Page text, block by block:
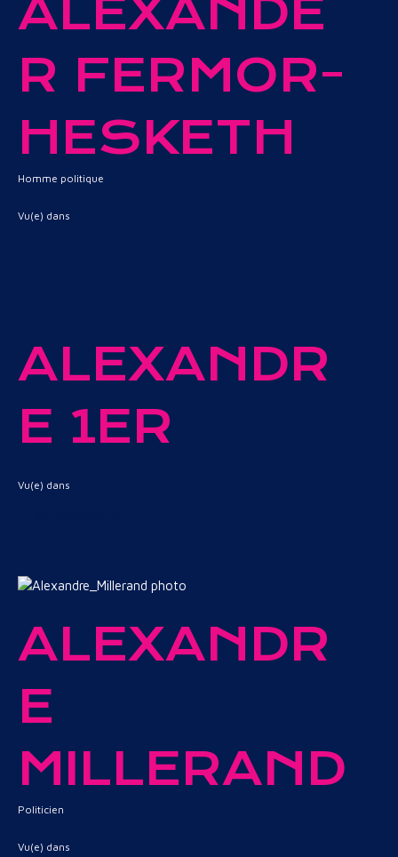
ALEXANDE
R FERMOR-
HESKETH
Homme politique
Vu(e) dans
ALEXANDR
E 1ER
Vu(e) dans
ALEXANDR
E
MILLERAND
Politicien
Vu(e) dans